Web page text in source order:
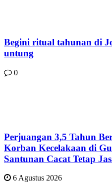
Begini ritual tahunan di
untung
0
Perjuangan 3,5 Tahun
Korban Kecelakaan di
Santunan Cacat Tetap
6 Agustus 2026